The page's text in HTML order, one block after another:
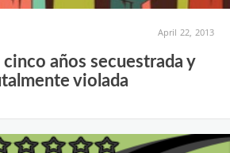
April 22, 2013
cinco años secuestrada y
violada